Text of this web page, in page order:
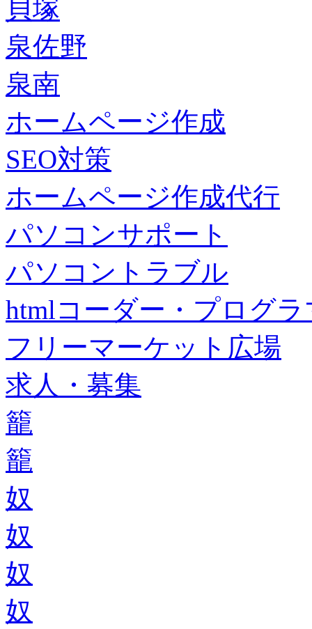
貝塚
泉佐野
泉南
ホームページ作成
SEO対策
ホームページ作成代行
パソコンサポート
パソコントラブル
htmlコーダー・プログラ
フリーマーケット広場
求人・募集
籠
籠
奴
奴
奴
奴